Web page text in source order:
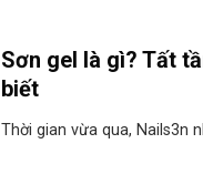
Sơn gel là gì? Tất
biết
Thời gian vừa qua, Nails3n